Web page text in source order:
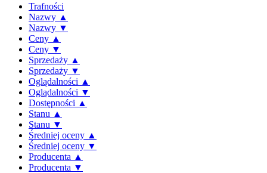
Trafności
Nazwy ▲
Nazwy ▼
Ceny ▲
Ceny ▼
Sprzedaży ▲
Sprzedaży ▼
Oglądalności ▲
Oglądalności ▼
Dostępności ▲
Stanu ▲
Stanu ▼
Średniej oceny ▲
Średniej oceny ▼
Producenta ▲
Producenta ▼